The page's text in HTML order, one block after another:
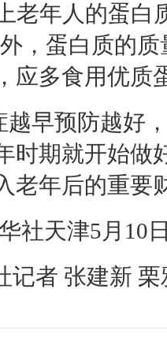
老年人的蛋白
，蛋白质的
应多食用优质
越早预防越好
时期就开始做
老年后的重要
华社天津5月10
记者 张建新 栗